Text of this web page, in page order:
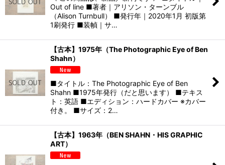
Out of line ■著者｜アリソン・ターンブル
（Alison Turnbull） ■発行年｜2020年1月 初版第
1刷発行 ■装幀｜サ…
【古本】1975年（The Photographic Eye of Ben
Shahn）
■タイトル：The Photographic Eye of Ben
Shahn ■1975年発行（だと思います） ■テキス
ト：英語 ■エディション：ハードカバー ※カバー
付き。 ■サイズ：2…
【古本】1963年（BEN SHAHN・HIS GRAPHIC
ART）